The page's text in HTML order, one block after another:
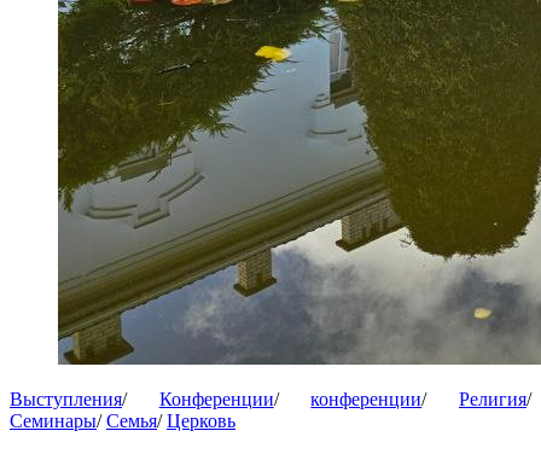
Выступления/ Конференции/конференции/Религия/
Семинары/Семья/Церковь